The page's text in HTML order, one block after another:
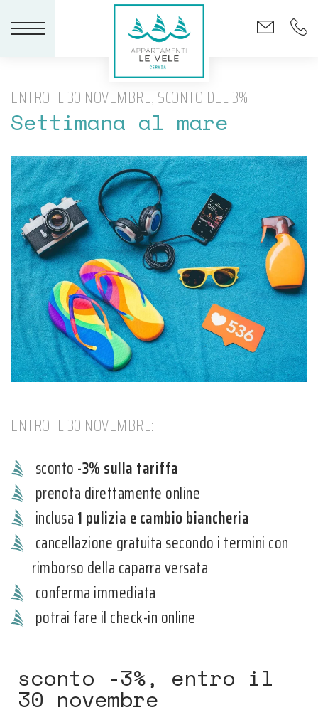
ENTRO IL 30 NOVEMBRE, SCONTO DEL 3%
Settimana al mare
ENTRO IL 30 NOVEMBRE:
sconto -3% sulla tariffa
prenota direttamente online
inclusa 1 pulizia e cambio biancheria
cancellazione gratuita secondo i termini con
rimborso della caparra versata
conferma immediata
potrai fare il check-in online
sconto -3%, entro il
30 novembre